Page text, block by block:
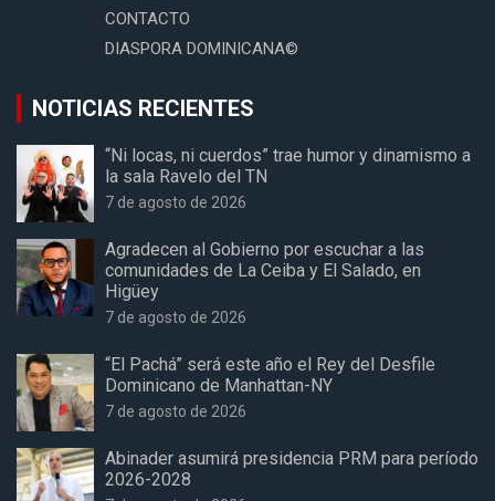
CONTACTO
DIASPORA DOMINICANA©
NOTICIAS RECIENTES
“Ni locas, ni cuerdos” trae humor y dinamismo a
la sala Ravelo del TN
7 de agosto de 2026
Agradecen al Gobierno por escuchar a las
comunidades de La Ceiba y El Salado, en
Higüey
7 de agosto de 2026
“El Pachá” será este año el Rey del Desfile
Dominicano de Manhattan-NY
7 de agosto de 2026
Abinader asumirá presidencia PRM para período
2026-2028